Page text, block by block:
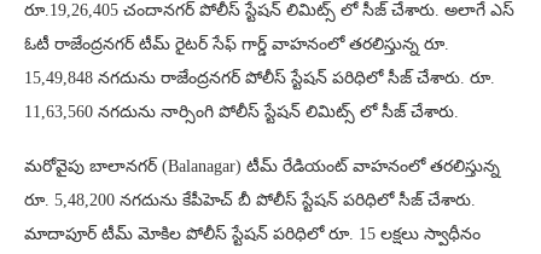
రూ.19,26,405 చందానగర్ పోలీస్ స్టేషన్ లిమిట్స్ లో సీజ్ చేశారు. అలాగే ఎస్
ఓటీ రాజేంద్రనగర్ టీమ్ రైటర్ సేఫ్ గార్డ్ వాహనంలో తరలిస్తున్న రూ.
15,49,848 నగదును రాజేంద్రనగర్ పోలీస్ స్టేషన్ పరిధిలో సీజ్ చేశారు. రూ.
11,63,560 నగదును నార్సింగి పోలీస్ స్టేషన్ లిమిట్స్ లో సీజ్ చేశారు.
మరోవైపు బాలానగర్ (Balanagar) టీమ్ రేడియంట్ వాహనంలో తరలిస్తున్న
రూ. 5,48,200 నగదును కేపీహెచ్ బీ పోలీస్ స్టేషన్ పరిధిలో సీజ్ చేశారు.
మాదాపూర్ టీమ్ మోకిల పోలీస్ స్టేషన్ పరిధిలో రూ. 15 లక్షలు స్వాధీనం